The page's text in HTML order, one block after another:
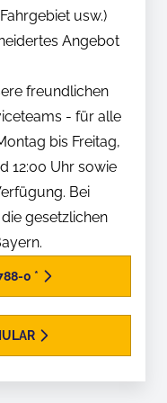
usw.)
Angebot
freundlichen
- für alle
bis Freitag,
12:00 Uhr sowie
Bei
gesetzlichen
0 *